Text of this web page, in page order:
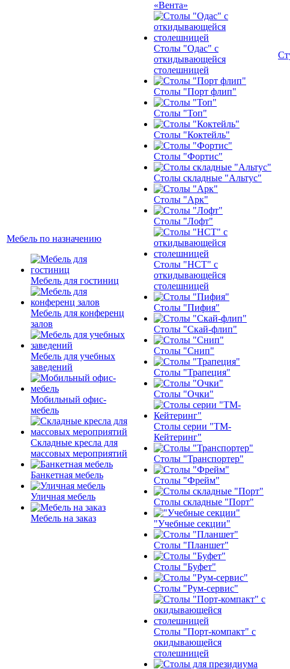
Мебель по назначению
Мебель для гостиниц
Мебель для конференц
залов
Мебель для учебных
заведений
Мобильный офис-
мебель
Складные кресла для
массовых мероприятий
Банкетная мебель
Уличная мебель
Мебель на заказ
«Вента»
Столы "Одас" с
откидывающейся
столешницей
Столы "Порт флип"
Столы "Топ"
Столы "Коктейль"
Столы "Фортис"
Столы складные "Альтус"
Столы "Арк"
Столы "Лофт"
Столы "НСТ" с
откидывающейся
столешницей
Столы "Пифия"
Столы "Скай-флип"
Столы "Снип"
Столы "Трапеция"
Столы "Очки"
Столы серии "ТМ-
Кейтеринг"
Столы "Транспортер"
Столы "Фрейм"
Столы складные "Порт"
"Учебные секции"
Столы "Планшет"
Столы "Буфет"
Столы "Рум-сервис"
Столы "Порт-компакт" с
окидывающейся
столешницей